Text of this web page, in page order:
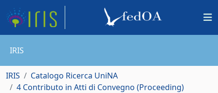
IRIS
IRIS
Catalogo Ricerca UniNA
4 Contributo in Atti di Convegno (Proceeding)